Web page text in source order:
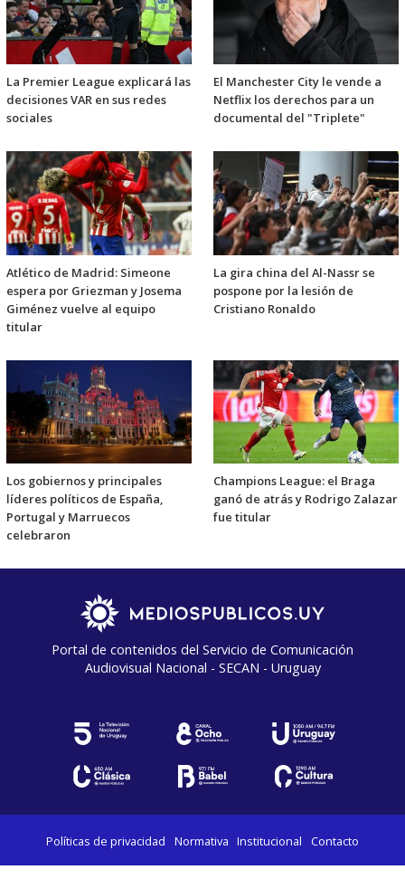
La Premier League explicará las
decisiones VAR en sus redes
sociales
El Manchester City le vende a
Netflix los derechos para un
documental del "Triplete"
Atlético de Madrid: Simeone
espera por Griezman y Josema
Giménez vuelve al equipo
titular
La gira china del Al-Nassr se
pospone por la lesión de
Cristiano Ronaldo
Los gobiernos y principales
líderes políticos de España,
Portugal y Marruecos
celebraron
Champions League: el Braga
ganó de atrás y Rodrigo Zalazar
fue titular
Portal de contenidos del Servicio de Comunicación
Audiovisual Nacional - SECAN - Uruguay
Políticas de privacidad Normativa Institucional Contacto